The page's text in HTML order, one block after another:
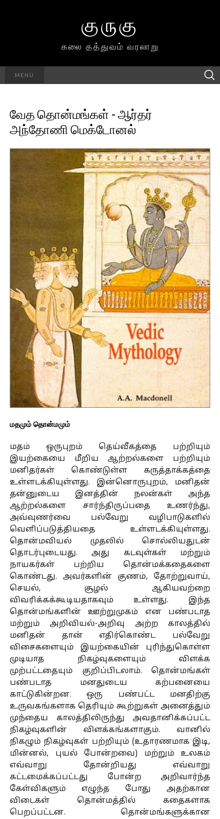
குருகு
கலை தத்துவம் வரலாறு
MENU
Searc
h for:
வேத தொன்மங்கள் - ஆர்தர்
அந்தோணி மெக்டோனல்
மதமும் தொன்மமும்
மதம் ஒருபுறம் தெய்வீகத்தை பற்றியும்
இயற்கையை மீறிய ஆற்றல்களை பற்றியும்
மனிதர்கள் கொண்டுள்ள கருத்தாக்கத்தை
உள்ளடக்கியுள்ளது. இன்னொருபுறம், மனிதன்
தன்னுடைய இனத்தின் நலன்கள் அந்த
ஆற்றல்களை சார்ந்திருப்பதை உணர்ந்து,
அவ்வுணர்வை பல்வேறு வழிபாடுகளில்
வெளிப்படுத்தியதை உள்ளடக்கியுள்ளது.
தொன்மவியல் முதலில் சொல்லியதுடன்
தொடர்புடையது. அது கடவுள்கள் மற்றும்
நாயகர்கள் பற்றிய தொன்மக்கதைகளை
கொண்டது. அவர்களின் குணம், தோற்றுவாய்,
செயல், சூழல் ஆகியவற்றை
விவரிக்கக்கூடியதாகவும் உள்ளது. இந்த
தொன்மங்களின் ஊற்றுமுகம் என பண்படாத
மற்றும் அறிவியல்-அறிவு அற்ற காலத்தில்
மனிதன் தான் எதிர்கொண்ட பல்வேறு
விசைகளையும் இயற்கையின் புரிந்துகொள்ள
முடியாத நிகழ்வுகளையும் விளக்க
முற்பட்டதையும் குறிப்பிடலாம். தொன்மங்கள்
பண்படாத மனதுடைய கற்பனையை
காட்டுகின்றன. ஒரு பண்பட்ட மனதிற்கு
உருவகங்களாக தெரியும் கூற்றுகள் அனைத்தும்
முந்தைய காலத்திலிருந்து அவதானிக்கப்பட்ட
நிகழ்வுகளின் விளக்கங்களாகும். வானில்
நிகழும் நிகழ்வுகள் பற்றியும் (உதாரணமாக இடி,
மின்னல், புயல் போன்றவை) மற்றும் உலகம்
எவ்வாறு தோன்றியது எவ்வாறு
கட்டமைக்கப்பட்டது போன்ற அறிவார்ந்த
கேள்விகளும் எழுந்த போது அதற்கான
விடைகள் தொன்மத்தில் கதைகளாக
பெறப்பட்டன. தொன்மங்களுக்கான